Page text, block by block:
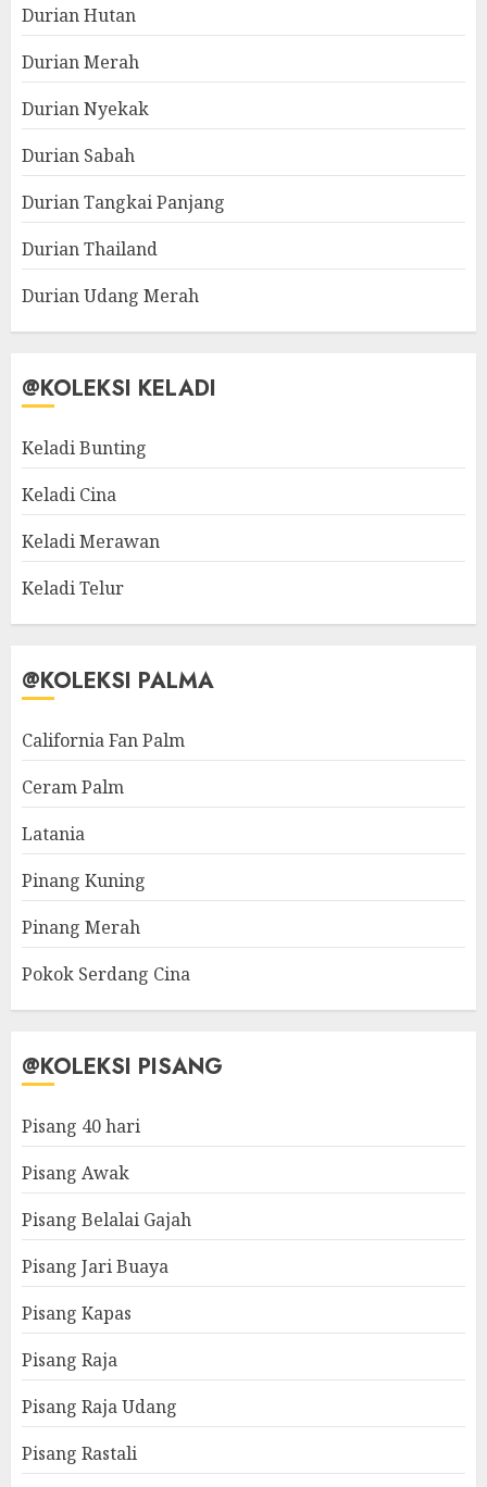
Durian Hutan
Durian Merah
Durian Nyekak
Durian Sabah
Durian Tangkai Panjang
Durian Thailand
Durian Udang Merah
@KOLEKSI KELADI
Keladi Bunting
Keladi Cina
Keladi Merawan
Keladi Telur
@KOLEKSI PALMA
California Fan Palm
Ceram Palm
Latania
Pinang Kuning
Pinang Merah
Pokok Serdang Cina
@KOLEKSI PISANG
Pisang 40 hari
Pisang Awak
Pisang Belalai Gajah
Pisang Jari Buaya
Pisang Kapas
Pisang Raja
Pisang Raja Udang
Pisang Rastali